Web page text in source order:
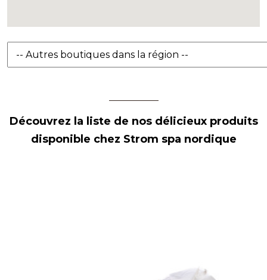
Découvrez la liste de nos délicieux produits
disponible chez Strom spa nordique